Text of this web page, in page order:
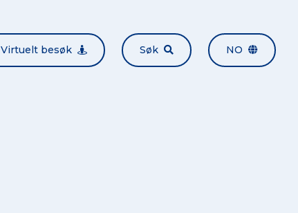
Virtuelt besøk Søk NO